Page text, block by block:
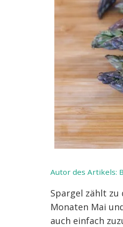
Autor des Artikels:
Spargel zählt
Monaten Mai
auch einfach